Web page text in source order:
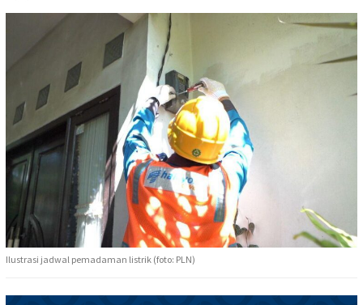
Ilustrasi jadwal pemadaman listrik (foto: PLN)